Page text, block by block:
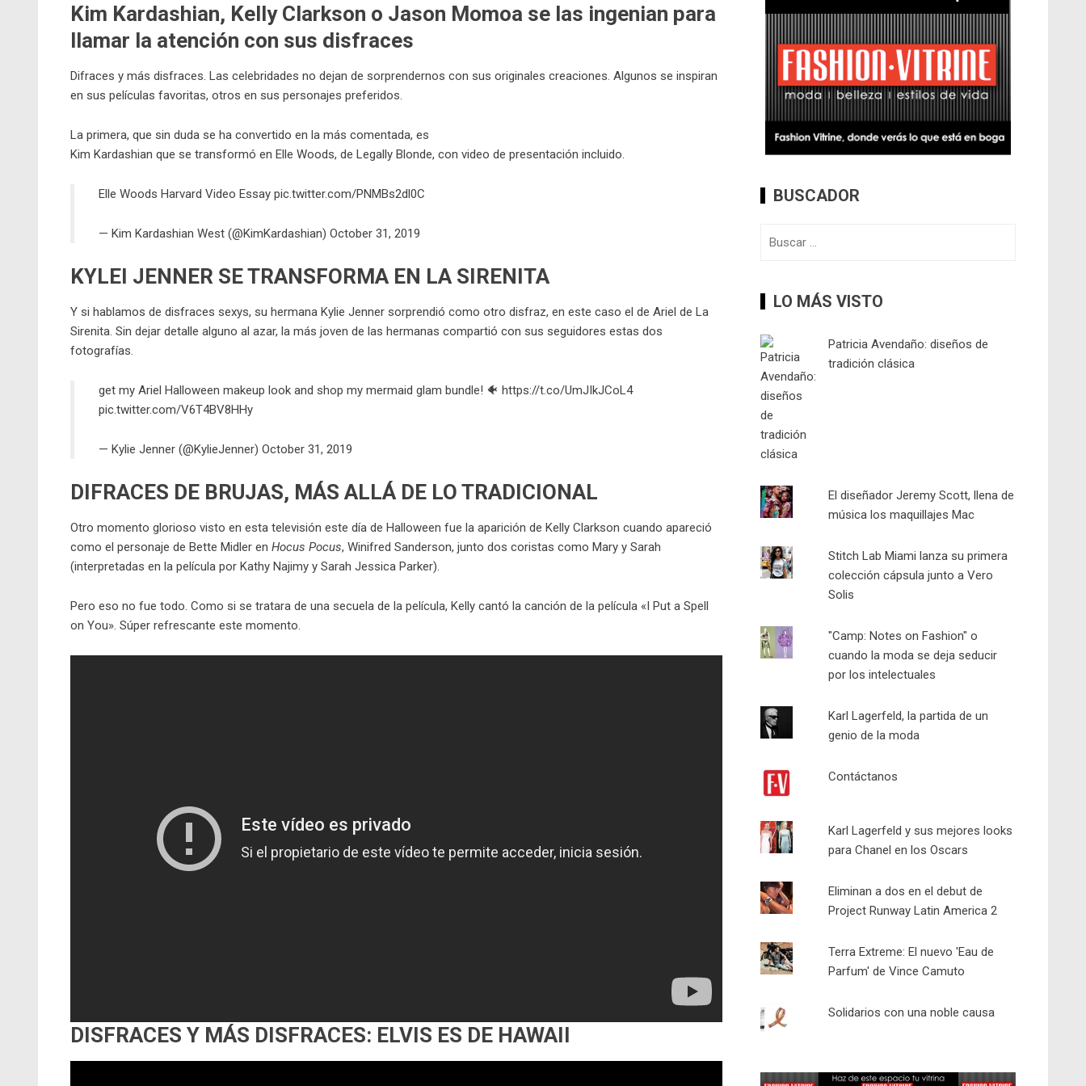
Kim Kardashian, Kelly Clarkson o Jason Momoa se las ingenian para
llamar la atención con sus disfraces
Difraces y más disfraces. Las celebridades no dejan de sorprendernos con sus originales creaciones. Algunos se inspiran
en sus películas favoritas, otros en sus personajes preferidos.
La primera, que sin duda se ha convertido en la más comentada, es
Kim Kardashian que se transformó en Elle Woods, de Legally Blonde, con video de presentación incluido.
Elle Woods Harvard Video Essay pic.twitter.com/PNMBs2dl0C
— Kim Kardashian West (@KimKardashian) October 31, 2019
KYLEI JENNER SE TRANSFORMA EN LA SIRENITA
Y si hablamos de disfraces sexys, su hermana Kylie Jenner sorprendió como otro disfraz, en este caso el de Ariel de La
Sirenita. Sin dejar detalle alguno al azar, la más joven de las hermanas compartió con sus seguidores estas dos
fotografías.
get my Ariel Halloween makeup look and shop my mermaid glam bundle! 🐠 https://t.co/UmJIkJCoL4
pic.twitter.com/V6T4BV8HHy
— Kylie Jenner (@KylieJenner) October 31, 2019
DIFRACES DE BRUJAS, MÁS ALLÁ DE LO TRADICIONAL
Otro momento glorioso visto en esta televisión este día de Halloween fue la aparición de Kelly Clarkson cuando apareció
como el personaje de Bette Midler en Hocus Pocus, Winifred Sanderson, junto dos coristas como Mary y Sarah
(interpretadas en la película por Kathy Najimy y Sarah Jessica Parker).
Pero eso no fue todo. Como si se tratara de una secuela de la película, Kelly cantó la canción de la película «I Put a Spell
on You». Súper refrescante este momento.
DISFRACES Y MÁS DISFRACES: ELVIS ES DE HAWAII
BUSCADOR
LO MÁS VISTO
Patricia Avendaño: diseños de
tradición clásica
El diseñador Jeremy Scott, llena de
música los maquillajes Mac
Stitch Lab Miami lanza su primera
colección cápsula junto a Vero
Solis
"Camp: Notes on Fashion" o
cuando la moda se deja seducir
por los intelectuales
Karl Lagerfeld, la partida de un
genio de la moda
Contáctanos
Karl Lagerfeld y sus mejores looks
para Chanel en los Oscars
Eliminan a dos en el debut de
Project Runway Latin America 2
Terra Extreme: El nuevo 'Eau de
Parfum' de Vince Camuto
Solidarios con una noble causa